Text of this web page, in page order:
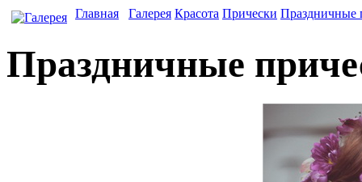
Главная Галерея Красота Прически Праздничные
Праздничные